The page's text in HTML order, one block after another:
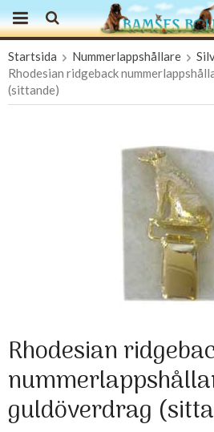
Produkten har blivit tillagd i
Startsida Nummerlappshållare
Rhodesian ridgeback
(sittande)
Rhodesian
guldöverdrag